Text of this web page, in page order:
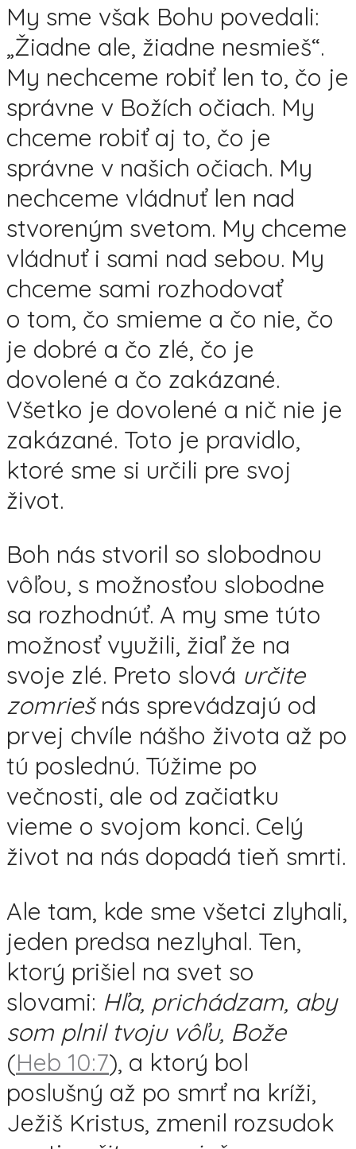
My sme však Bohu povedali:
„Žiadne ale, žiadne nesmieš“.
My nechceme robiť len to, čo je
správne v Božích očiach. My
chceme robiť aj to, čo je
správne v našich očiach. My
nechceme vládnuť len nad
stvoreným svetom. My chceme
vládnuť i sami nad sebou. My
chceme sami rozhodovať
o tom, čo smieme a čo nie, čo
je dobré a čo zlé, čo je
dovolené a čo zakázané.
Všetko je dovolené a nič nie je
zakázané. Toto je pravidlo,
ktoré sme si určili pre svoj
život.
Boh nás stvoril so slobodnou
vôľou, s možnosťou slobodne
sa rozhodnúť. A my sme túto
možnosť využili, žiaľ že na
svoje zlé. Preto slová určite
zomriešnás sprevádzajú od
prvej chvíle nášho života až po
tú poslednú. Túžime po
večnosti, ale od začiatku
vieme o svojom konci. Celý
život na nás dopadá tieň smrti.
Ale tam, kde sme všetci zlyhali,
jeden predsa nezlyhal. Ten,
ktorý prišiel na svet so
slovami: Hľa, prichádzam, aby
som plnil tvoju vôľu, Bože
(Heb 10:7), a ktorý bol
poslušný až po smrť na kríži,
Ježiš Kristus, zmenil rozsudok